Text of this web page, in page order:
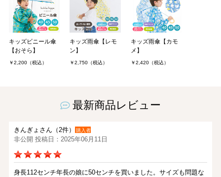
キッズビニール傘
【おそら】
￥2,200（税込）
キッズ雨傘【レモ
ン】
￥2,750（税込）
キッズ雨傘【カモ
メ】
￥2,420（税込）
最新商品レビュー
きんぎょさん（2件） 購入者
非公開 投稿日：2025年06月11日
身長112センチ年長の娘に50センチを買いました。サイズも問題な